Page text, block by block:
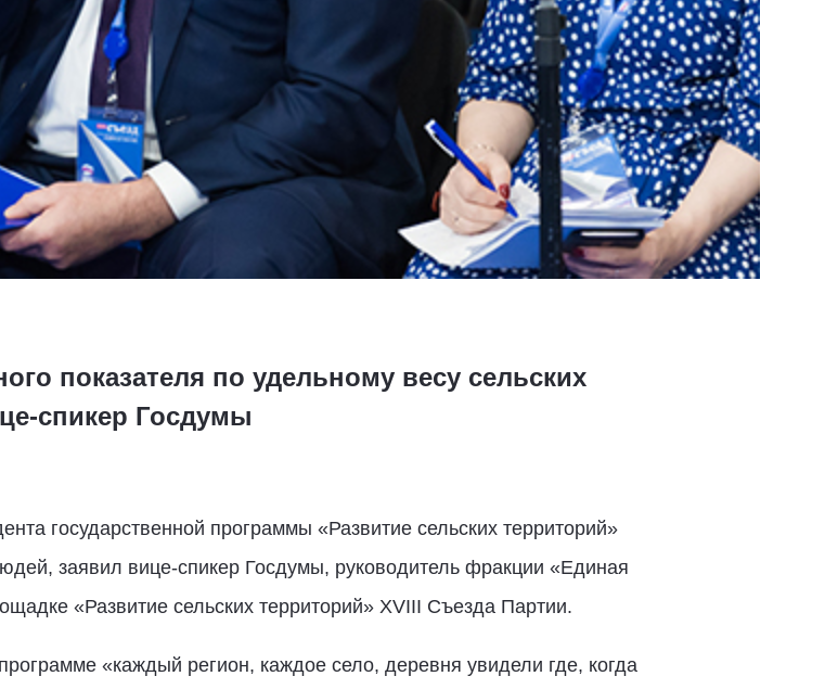
показателя по удельному весу сельских
спикер Госдумы
государственной программы «Развитие сельских территорий»
заявил вице-спикер Госдумы, руководитель фракции «Единая
«Развитие сельских территорий» XVIII Съезда Партии.
«каждый регион, каждое село, деревня увидели где, когда